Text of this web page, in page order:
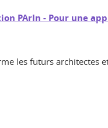
PArIn - Pour une
les futurs architectes